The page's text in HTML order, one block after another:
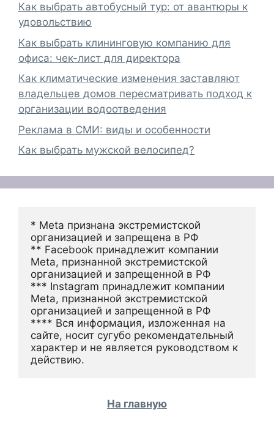
Как выбрать автобусный тур: от авантюры к
удовольствию
Как выбрать клининговую компанию для
офиса: чек-лист для директора
Как климатические изменения заставляют
владельцев домов пересматривать подход к
организации водоотведения
Реклама в СМИ: виды и особенности
Как выбрать мужской велосипед?
* Meta признана экстремистской
организацией и запрещена в РФ
** Facebook принадлежит компании
Meta, признанной экстремистской
организацией и запрещенной в РФ
*** Instagram принадлежит компании
Meta, признанной экстремистской
организацией и запрещенной в РФ
**** Вся информация, изложенная на
сайте, носит сугубо рекомендательный
характер и не является руководством к
действию.
На главную